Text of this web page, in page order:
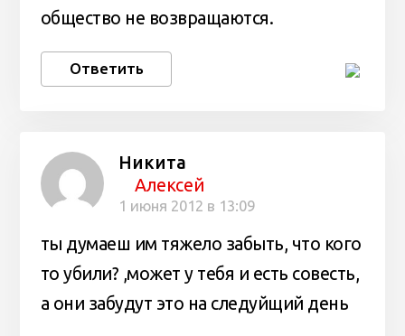
общество не возвращаются.
Ответить
Никита
Алексей
1 июня 2012 в 13:09
ты думаеш им тяжело забыть, что кого
то убили? ,может у тебя и есть совесть,
а они забудут это на следуйщий день